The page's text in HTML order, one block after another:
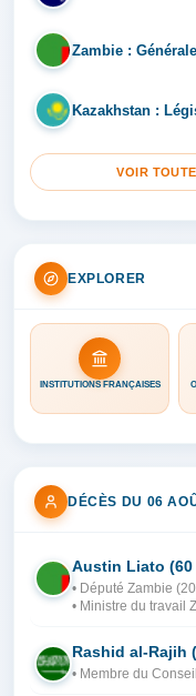
ZA Zambie :
KA Kazakhstan :
VOIR
EXPLORER
INSTITUTIONS FRANÇAISES
DÉCÈS DU 06
ZA
Austin Liato (60
• Député Zambie
• Ministre du travail
AR
Rashid al-Rajih
• Membre du